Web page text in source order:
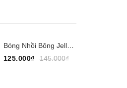
Bóng Nhồi Bông Jellycat 30cm, Jellycat Bóng Đá,...
125.000₫
145.000₫